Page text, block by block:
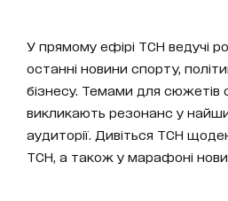
У прямому ефірі ТСН ведучі
останні новини спорту,
бізнесу. Темами для сюжетів
викликають резонанс у
аудиторії. Дивіться ТСН
ТСН, а також у марафоні